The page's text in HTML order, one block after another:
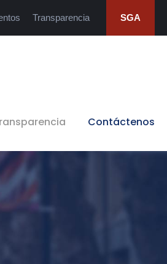
Transparencia SGA
Contáctenos